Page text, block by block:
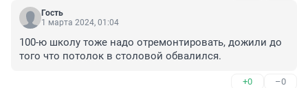
Гость
1 марта 2024, 01:04
100-ю школу тоже надо отремонтировать, дожили до
того что потолок в столовой обвалился.
+0 –0